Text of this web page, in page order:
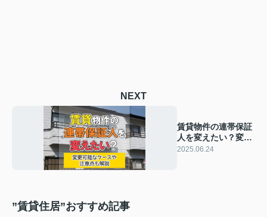
NEXT
賃貸物件の連帯保証
人を変えたい？変更
可能なケースや注意
2025.06.24
”賃貸住居”おすすめ記事